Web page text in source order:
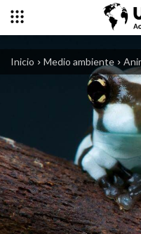
Inicio Medio ambiente